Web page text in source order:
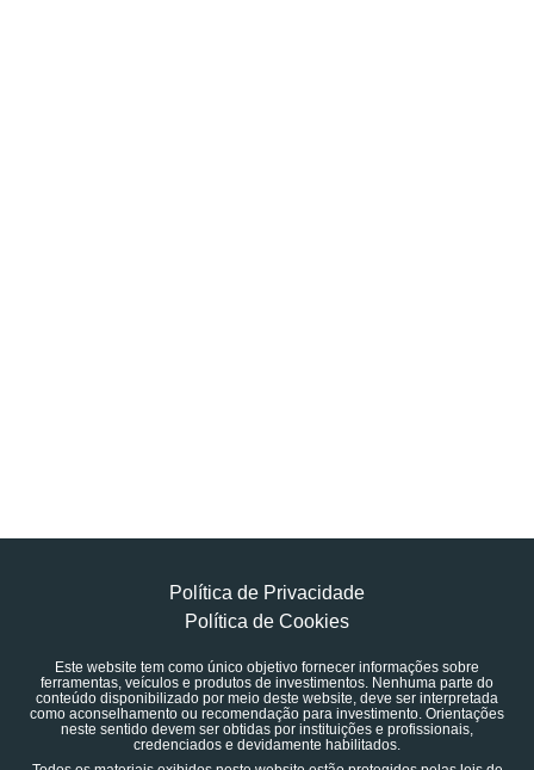
Política de Privacidade
Política de Cookies
Este website tem como único objetivo fornecer informações sobre
ferramentas, veículos e produtos de investimentos. Nenhuma parte do
conteúdo disponibilizado por meio deste website, deve ser interpretada
como aconselhamento ou recomendação para investimento. Orientações
neste sentido devem ser obtidas por instituições e profissionais,
credenciados e devidamente habilitados.